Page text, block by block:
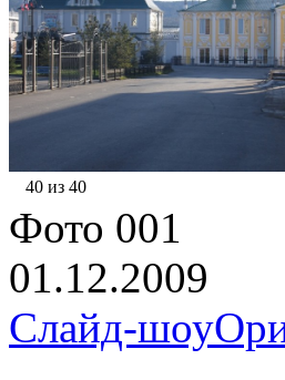
40 из 40
Фото 001
01.12.2009
Слайд-шоу